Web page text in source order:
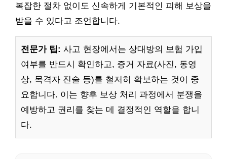
복잡한 절차 없이도 신속하게 기본적인 피해 보상을
받을 수 있다고 조언합니다.
전문가 팁: 사고 현장에서는 상대방의 보험 가입
여부를 반드시 확인하고, 증거 자료(사진, 동영
상, 목격자 진술 등)를 철저히 확보하는 것이 중
요합니다. 이는 향후 보상 처리 과정에서 분쟁을
예방하고 권리를 찾는 데 결정적인 역할을 합니
다.